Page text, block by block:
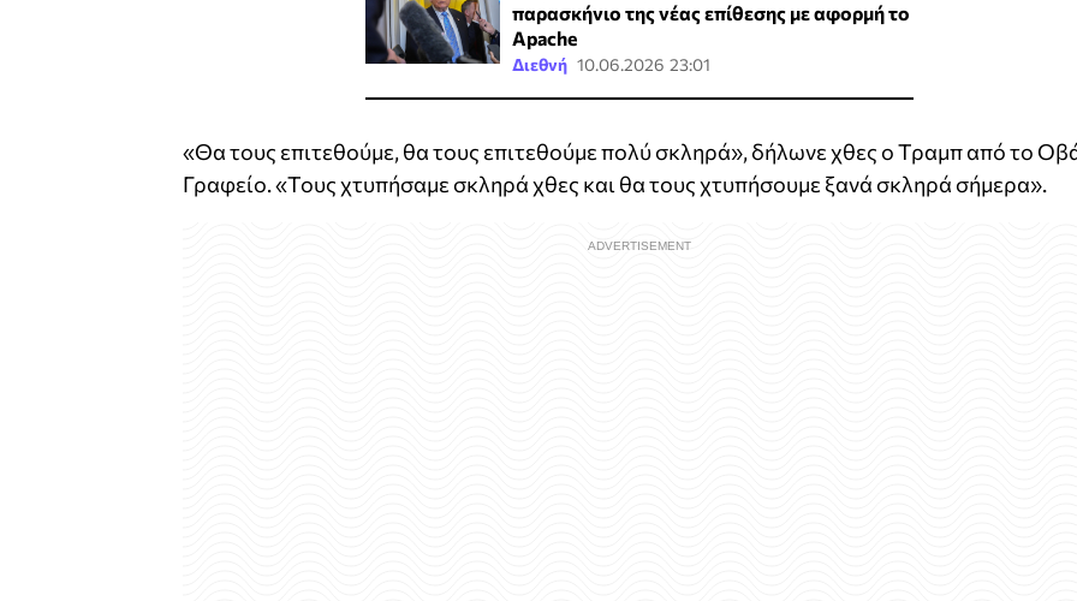
παρασκήνιο της νέας επίθεσης με αφορμή το
Apache
Διεθνή 10.06.2026 23:01
«Θα τους επιτεθούμε, θα τους επιτεθούμε πολύ σκληρά», δήλωνε χθες ο Τραμπ από το
Γραφείο. «Τους χτυπήσαμε σκληρά χθες και θα τους χτυπήσουμε ξανά σκληρά σήμερα».